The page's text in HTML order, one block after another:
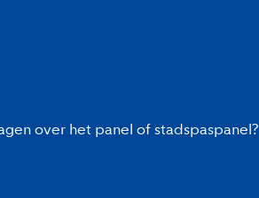
over het panel of stadspaspanel?